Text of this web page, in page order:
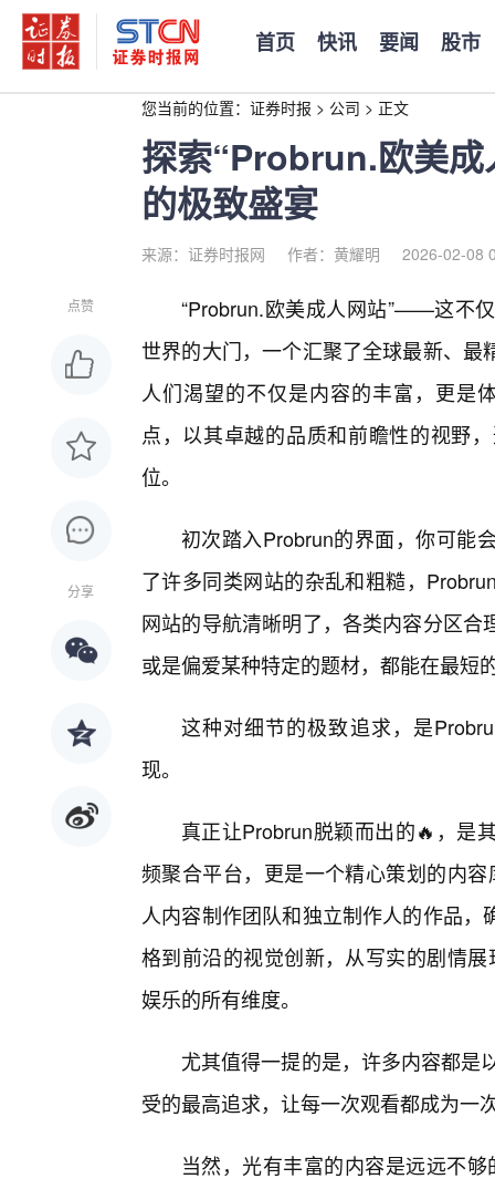
首页 快讯 要闻 股市
您当前的位置： 证券时报 > 公司 > 正文
探索“Probrun.欧美
的极致盛宴
来源：证券时报网 作者：黄耀明 2026-02-08
点赞
分享
“Probrun.欧美成人网站”——这不
世界的大门，一个汇聚了全球最新、
人们渴望的不仅是内容的丰富，更是
点，以其卓越的品质和前瞻性的视野
位。
初次踏入Probrun的界面，你可能
了许多同类网站的杂乱和粗糙，
网站的导航清晰明了，各类内容分区
或是偏爱某种特定的题材，都能在最短
这种对细节的极致追求，是
现。
真正让Probrun脱颖而出的🔥，是
频聚合平台，更是一个精心策划的内
人内容制作团队和独立制作人的作品
格到前沿的视觉创新，从写实的剧情
娱乐的所有维度。
尤其值得一提的是，许多内容都是
受的最高追求，让每一次观看都成为一
当然，光有丰富的内容是远远不